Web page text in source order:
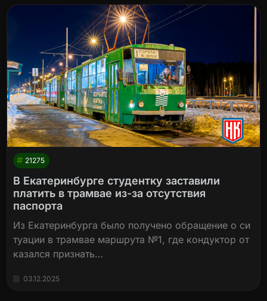
21275
В Екатеринбурге студентку заставили
платить в трамвае из-за отсутствия
паспорта
Из Екатеринбурга было получено обращение о си
туации в трамвае маршрута №1, где кондуктор от
казался признать…
03.12.2025